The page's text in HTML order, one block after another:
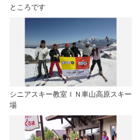
ところです
シニアスキー教室ＩＮ車山高原スキー
場